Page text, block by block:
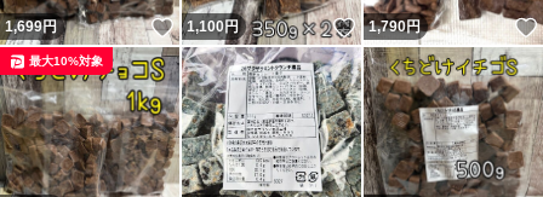
1,699円 いいね！
1,100円 いいね！
1,790円
最大10%対象